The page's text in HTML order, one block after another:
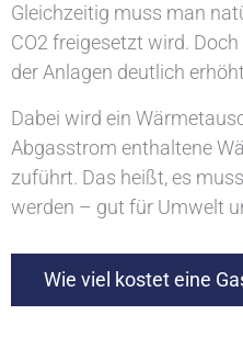
Gleichzeitig muss man
CO2 freigesetzt wird.
der Anlagen deutlich
Dabei wird ein
Abgasstrom enthaltene
zuführt. Das heißt, es
werden – gut für Umwelt
Wie viel kostet eine